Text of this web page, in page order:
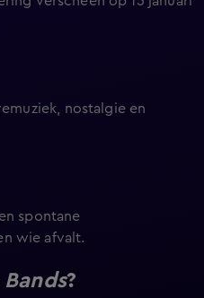
nostalgie en
spontane
wie afvalt.
?